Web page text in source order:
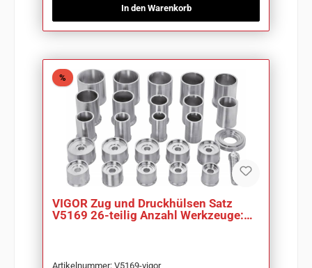
In den Warenkorb
%Rabatt
VIGOR Zug und Druckhülsen Satz
V5169 26-teilig Anzahl Werkzeuge:
Artikelnummer: V5169-vigor